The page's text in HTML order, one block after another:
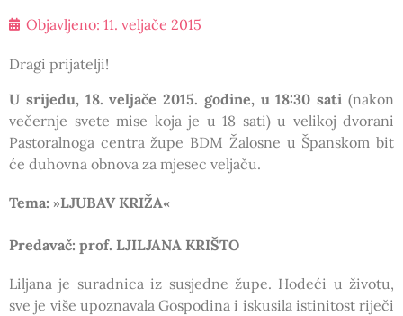
Objavljeno: 11. veljače 2015
Dragi prijatelji!
U srijedu, 18. veljače 2015. godine, u 18:30 sati (nakon
večernje svete mise koja je u 18 sati) u velikoj dvorani
Pastoralnoga centra župe BDM Žalosne u Španskom bit
će duhovna obnova za mjesec veljaču.
Tema: »LJUBAV KRIŽA«
Predavač: prof. LJILJANA KRIŠTO
Liljana je suradnica iz susjedne župe. Hodeći u životu,
sve je više upoznavala Gospodina i iskusila istinitost riječi